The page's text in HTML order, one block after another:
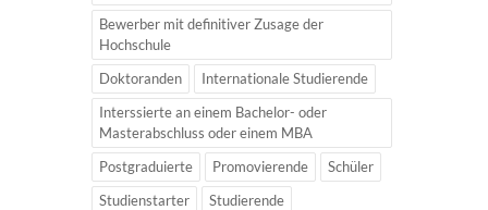
Bewerber mit definitiver Zusage der
Hochschule
Doktoranden
Internationale Studierende
Interssierte an einem Bachelor- oder
Masterabschluss oder einem MBA
Postgraduierte
Promovierende
Schüler
Studienstarter
Studierende